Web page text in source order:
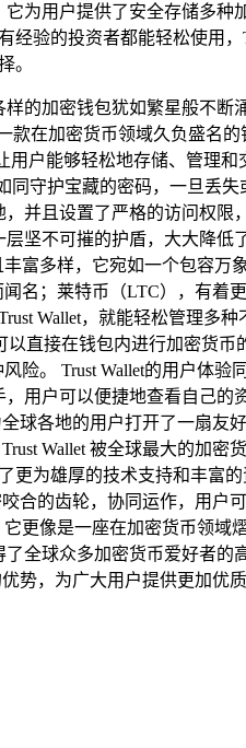
为用户提供了安全存储多
验的投资者都能轻松使用
。
加密钱包犹如繁星般不断
在加密货币领域久负盛名
户能够轻松地存储、管理
守护宝藏的密码，一旦丢
并且设置了严格的访问权
坚不可摧的护盾，大大降
富多样，它宛如一个包容
名；莱特币（LTC），有
Wallet，就能轻松管理多
直接在钱包内进行加密货
。 Trust Wallet的用户体
用户可以便捷地查看自己
球各地的用户打开了一扇
Wallet 被全球最大的加
更为雄厚的技术支持和丰
的齿轮，协同运作，用户
更像是一座在加密货币领
全球众多加密货币爱好者
势，为广大用户提供更加